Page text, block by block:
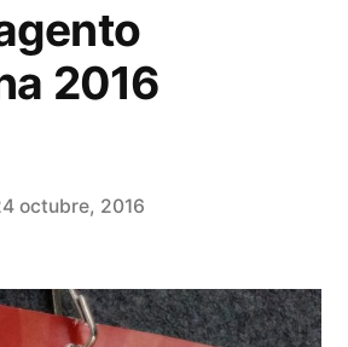
2016
octubre, 2016